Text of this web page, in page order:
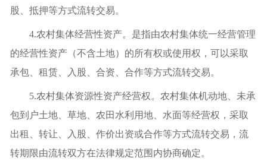
股、抵押等方式流转交易。
4.农村集体经营性资产。是指由农村集体统一经营管理
的经营性资产（不含土地）的所有权或使用权，可以采取
承包、租赁、入股、合资、合作等方式流转交易。
5.农村集体资源性资产经营权。农村集体机动地、未承
包到户土地、草地、农田水利用地、水面等经营权，采取
出租、转让、入股、作价出资或合作等方式流转交易，流
转期限由流转双方在法律规定范围内协商确定。